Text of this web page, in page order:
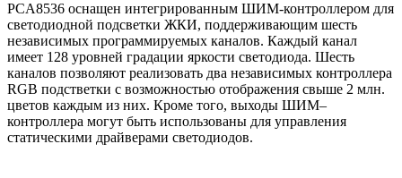
PCA8536 оснащен интегрированным ШИМ-контроллером для
светодиодной подсветки ЖКИ, поддерживающим шесть
независимых программируемых каналов. Каждый канал
имеет 128 уровней градации яркости светодиода. Шесть
каналов позволяют реализовать два независимых контроллера
RGB подстветки с возможностью отображения свыше 2 млн.
цветов каждым из них. Кроме того, выходы ШИМ–
контроллера могут быть использованы для управления
статическими драйверами светодиодов.